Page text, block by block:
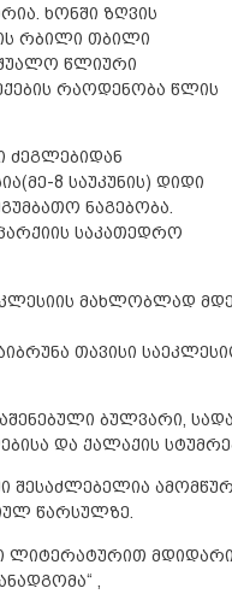
ხონში ზღვის
რბილი თბილი
წლიური
რაოდენობა წლის
8 საუკუნის) დიდი
ნაგებობა.
საკათედრო
მახლობლად
თავისი
ბულვარი,
და ქალაქის
შესაძლებელია
წარსულზე.
,